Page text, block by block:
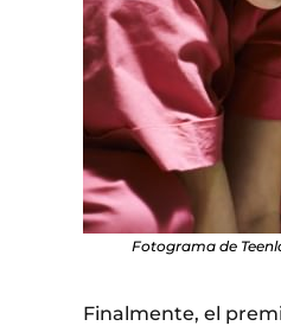
Fotograma de
Finalmente, el